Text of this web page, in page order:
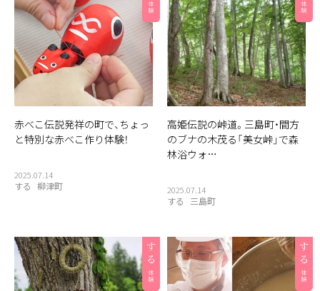
赤べこ伝説発祥の町で、ちょっ
と特別な赤べこ作り体験！
2025.07.14
する 柳津町
高姫伝説の峠道。三島町・間方
のブナの木茂る「美女峠」で森
林浴ウォ…
2025.07.14
する 三島町